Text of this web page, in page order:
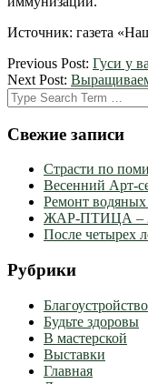
Источник: газета
2012-
04-
13
Previous Post: Гуси у
Next Post:
Search
Свежие записи
Страсти по
Весенний Арт-
Ремонт водяных
ЖАР-ПТИЦА –
После четырех
Рубрики
Благоустройство
Будьте здоровы
В мастерской
Выставки
Главная